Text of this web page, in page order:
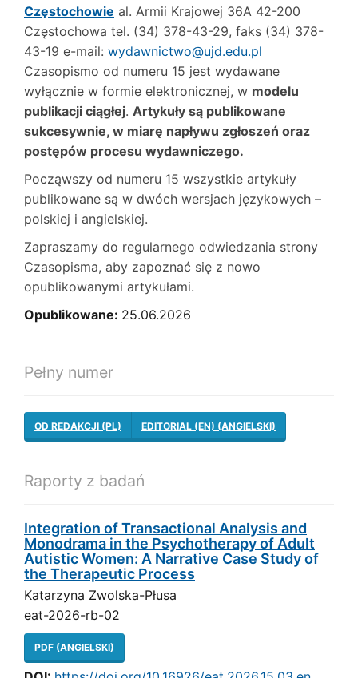
Częstochowie al. Armii Krajowej 36A 42-200
Częstochowa tel. (34) 378-43-29, faks (34) 378-
43-19 e-mail: wydawnictwo@ujd.edu.pl
Czasopismo od numeru 15 jest wydawane
wyłącznie w formie elektronicznej, w modelu
publikacji ciągłej. Artykuły są publikowane
sukcesywnie, w miarę napływu zgłoszeń oraz
postępów procesu wydawniczego.
Począwszy od numeru 15 wszystkie artykuły
publikowane są w dwóch wersjach językowych –
polskiej i angielskiej.
Zapraszamy do regularnego odwiedzania strony
Czasopisma, aby zapoznać się z nowo
opublikowanymi artykułami.
Opublikowane: 25.06.2026
Pełny numer
OD REDAKCJI (PL) EDITORIAL (EN) (ANGIELSKI)
Raporty z badań
Integration of Transactional Analysis and
Monodrama in the Psychotherapy of Adult
Autistic Women: A Narrative Case Study of
the Therapeutic Process
Katarzyna Zwolska-Płusa
eat-2026-rb-02
PDF (ANGIELSKI)